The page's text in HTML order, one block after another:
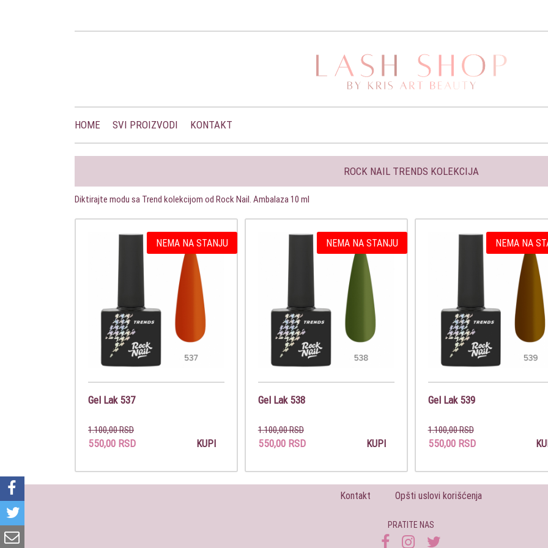
HOME SVI PROIZVODI KONTAKT
ROCK NAIL TRENDS KOLEKCIJA
Diktirajte modu sa Trend kolekcijom od Rock Nail. Ambalaza 10 ml
NEMA NA STANJU
Gel Lak 537
1.100,00 RSD
550,00 RSD KUPI
NEMA NA STANJU
Gel Lak 538
1.100,00 RSD
550,00 RSD KUPI
NEMA NA
Gel Lak 539
1.100,00 RSD
550,00 RSD
Kontakt Opšti uslovi korišćenja
PRATITE NAS